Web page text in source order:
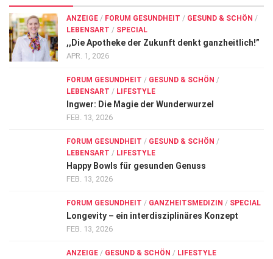
Hören
Lebensart
ANZEIGE / FORUM GESUNDHEIT / GESUND & SCHÖN /
LEBENSART / SPECIAL
,,Die Apotheke der Zukunft denkt ganzheitlich!”
APR. 1, 2026
FORUM GESUNDHEIT / GESUND & SCHÖN /
LEBENSART / LIFESTYLE
Ingwer: Die Magie der Wunderwurzel
FEB. 13, 2026
FORUM GESUNDHEIT / GESUND & SCHÖN /
LEBENSART / LIFESTYLE
Happy Bowls für gesunden Genuss
FEB. 13, 2026
FORUM GESUNDHEIT / GANZHEITSMEDIZIN / SPECIAL
Longevity – ein interdisziplinäres Konzept
FEB. 13, 2026
ANZEIGE / GESUND & SCHÖN / LIFESTYLE